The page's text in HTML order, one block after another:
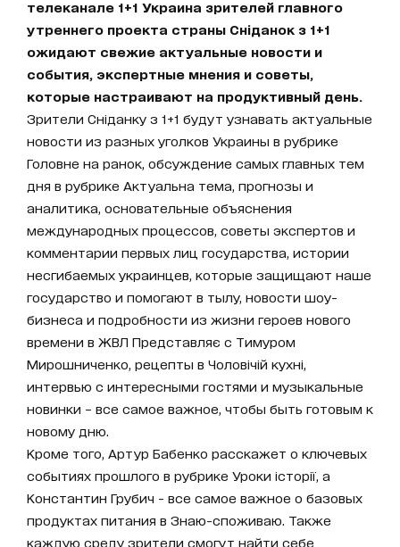
телеканале 1+1 Украина зрителей главного
утреннего проекта страны Сніданок з 1+1
ожидают свежие актуальные новости и
события, экспертные мнения и советы,
которые настраивают на продуктивный день.
Зрители Сніданку з 1+1 будут узнавать актуальные
новости из разных уголков Украины в рубрике
Головне на ранок, обсуждение самых главных тем
дня в рубрике Актуальна тема, прогнозы и
аналитика, основательные объяснения
международных процессов, советы экспертов и
комментарии первых лиц государства, истории
несгибаемых украинцев, которые защищают наше
государство и помогают в тылу, новости шоу-
бизнеса и подробности из жизни героев нового
времени в ЖВЛ Представляє с Тимуром
Мирошниченко, рецепты в Чоловічій кухні,
интервью с интересными гостями и музыкальные
новинки – все самое важное, чтобы быть готовым к
новому дню.
Кроме того, Артур Бабенко расскажет о ключевых
событиях прошлого в рубрике Уроки історії, а
Константин Грубич - все самое важное о базовых
продуктах питания в Знаю-споживаю. Также
каждую среду зрители смогут найти себе